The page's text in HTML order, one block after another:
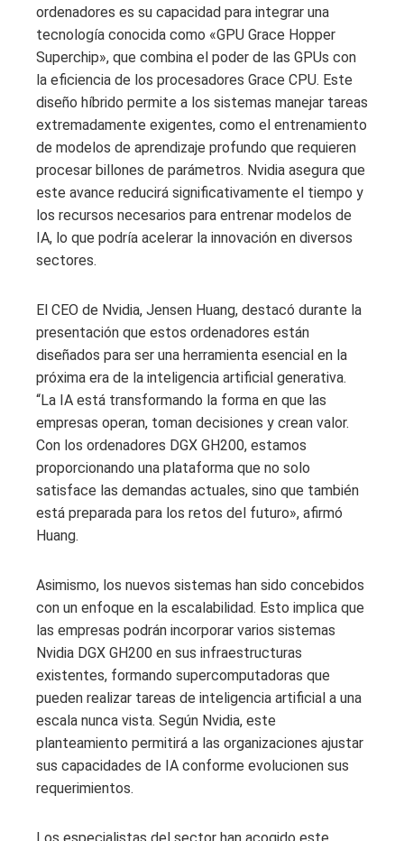
ordenadores es su capacidad para integrar una
tecnología conocida como «GPU Grace Hopper
Superchip», que combina el poder de las GPUs con
la eficiencia de los procesadores Grace CPU. Este
diseño híbrido permite a los sistemas manejar tareas
extremadamente exigentes, como el entrenamiento
de modelos de aprendizaje profundo que requieren
procesar billones de parámetros. Nvidia asegura que
este avance reducirá significativamente el tiempo y
los recursos necesarios para entrenar modelos de
IA, lo que podría acelerar la innovación en diversos
sectores.
El CEO de Nvidia, Jensen Huang, destacó durante la
presentación que estos ordenadores están
diseñados para ser una herramienta esencial en la
próxima era de la inteligencia artificial generativa.
“La IA está transformando la forma en que las
empresas operan, toman decisiones y crean valor.
Con los ordenadores DGX GH200, estamos
proporcionando una plataforma que no solo
satisface las demandas actuales, sino que también
está preparada para los retos del futuro», afirmó
Huang.
Asimismo, los nuevos sistemas han sido concebidos
con un enfoque en la escalabilidad. Esto implica que
las empresas podrán incorporar varios sistemas
Nvidia DGX GH200 en sus infraestructuras
existentes, formando supercomputadoras que
pueden realizar tareas de inteligencia artificial a una
escala nunca vista. Según Nvidia, este
planteamiento permitirá a las organizaciones ajustar
sus capacidades de IA conforme evolucionen sus
requerimientos.